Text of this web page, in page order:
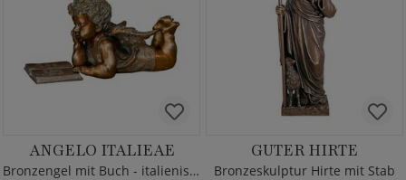
ANGELO ITALIEAE
Bronzengel mit Buch - italienisch
GUTER HIRTE
Bronzeskulptur Hirte mit Stab